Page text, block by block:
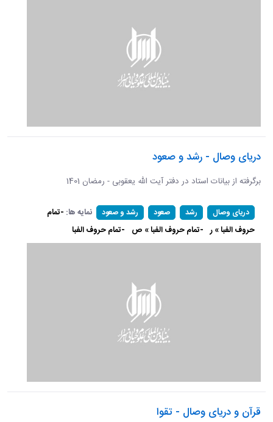
دریای وصال - رشد و صعود
برگرفته از بیانات استاد در دفتر آیت الله یعقوبی - رمضان 1401
دریای وصال رشد صعود رشد و صعود نمایه ها: -تمام
حروف الفبا » ر -تمام حروف الفبا » ص -تمام حروف الفبا
قرآن و دریای وصال - تقوا